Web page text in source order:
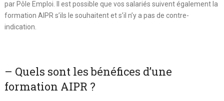
par Pôle Emploi. Il est possible que vos salariés suivent également la
formation AIPR s’ils le souhaitent et s’il n’y a pas de contre-
indication.
– Quels sont les bénéfices d’une
formation AIPR ?